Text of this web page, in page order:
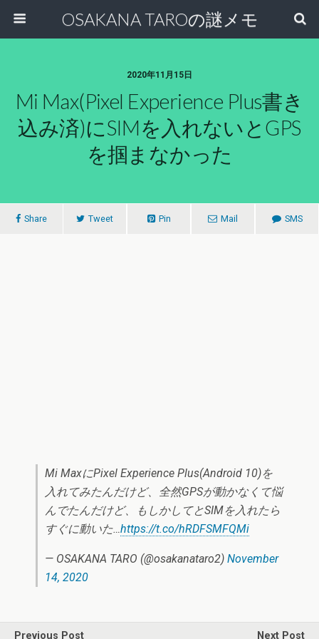
OSAKANA TAROの謎メモ
2020年11月15日
Mi Max(Pixel Experience Plus書き
込み済)にSIMを入れないとGPS
を掴まなかった
Share Tweet Pin Mail SMS
Mi MaxにPixel Experience Plus(Android 10)を
入れてみたんだけど、全然GPSが動かなくて悩
んでたんだけど、もしかしてとSIMを入れたら
すぐに動いた…https://t.co/hRDFSMFQMi
— OSAKANA TARO (@osakanataro2) November
14, 2020
Previous Post Next Post